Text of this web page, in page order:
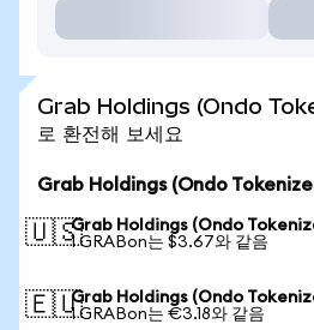
Grab Holdings (Ondo
로 환전해 보세요
Grab Holdings (Ondo
🇺🇸Grab Holdings (Ondo
1 GRABon는 $3.67와 같음
🇪🇺Grab Holdings (Ondo
1 GRABon는 €3.18와 같음